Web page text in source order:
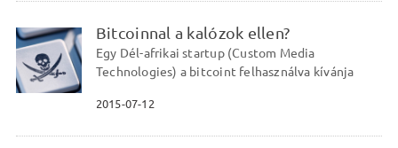
Bitcoinnal a kalózok ellen?
Egy Dél-afrikai startup (Custom Media
Technologies) a bitcoint felhasználva kívánja
2015-07-12